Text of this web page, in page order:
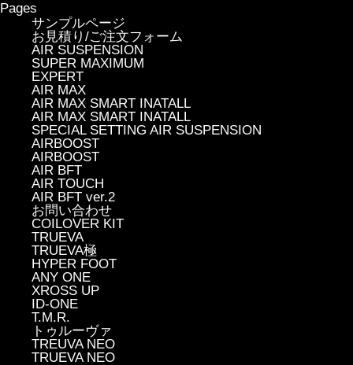
Pages
サンプルページ
お見積り/ご注文フォーム
AIR SUSPENSION
SUPER MAXIMUM
EXPERT
AIR MAX
AIR MAX SMART INATALL
AIR MAX SMART INATALL
SPECIAL SETTING AIR SUSPENSION
AIRBOOST
AIRBOOST
AIR BFT
AIR TOUCH
AIR BFT ver.2
お問い合わせ
COILOVER KIT
TRUEVA
TRUEVA極
HYPER FOOT
ANY ONE
XROSS UP
ID-ONE
T.M.R.
トゥルーヴァ
TREUVA NEO
TRUEVA NEO